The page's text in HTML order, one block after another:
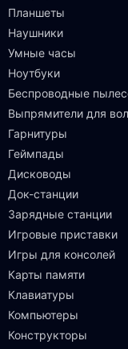
Планшеты
Наушники
Умные часы
Ноутбуки
Беспроводные
Выпрямители для
Гарнитуры
Геймпады
Дисководы
Док-станции
Зарядные станции
Игровые приставки
Игры для консолей
Карты памяти
Клавиатуры
Компьютеры
Конструкторы